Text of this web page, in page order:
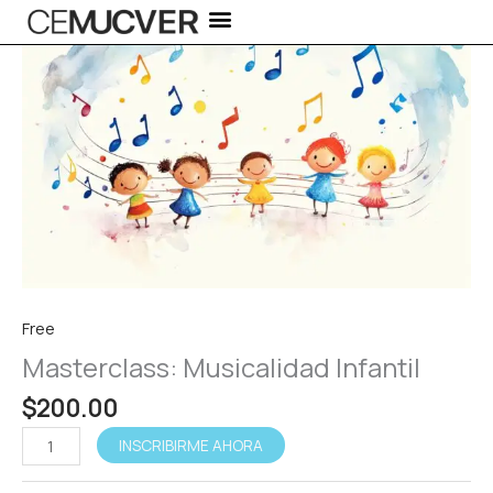
al
contenido
Free
Masterclass: Musicalidad Infantil
$200.00
Musicalidad
Infantil
cantidad
INSCRIBIRME AHORA Alternative: